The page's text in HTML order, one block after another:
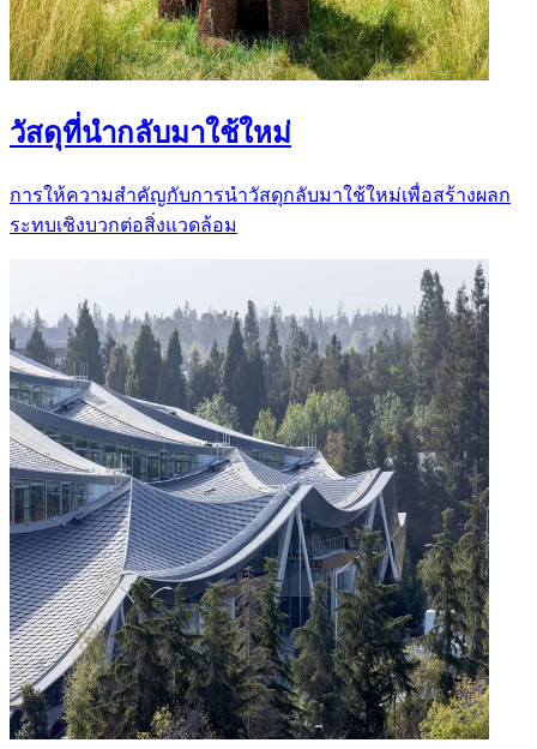
วัสดุที่นำกลับมาใช้ใหม่
การให้ความสำคัญกับการนำวัสดุกลับมาใช้ใหม่เพื่อสร้างผลก
ระทบเชิงบวกต่อสิ่งแวดล้อม